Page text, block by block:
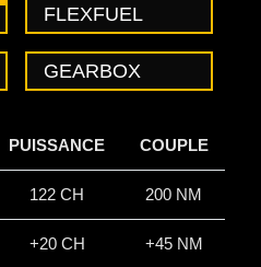
FLEXFUEL
GEARBOX
PUISSANCE COUPLE
122 CH 200 NM
+20 CH +45 NM